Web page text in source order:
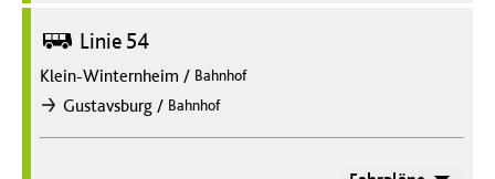
Bus Linie 54
Klein-Winternheim / Bahnhof
nachGustavsburg / Bahnhof